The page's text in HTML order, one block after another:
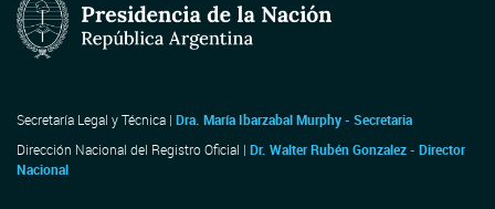
Secretaría Legal y Técnica | Dra. María Ibarzabal Murphy - Secretaria
Dirección Nacional del Registro Oficial | Dr. Walter Rubén Gonzalez - Director
Nacional